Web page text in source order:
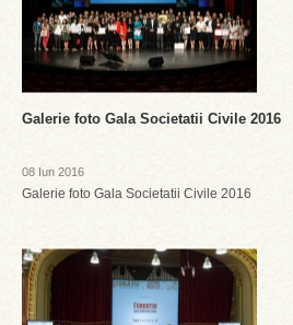
Galerie foto Gala Societatii Civile 2016
08 Iun 2016
Galerie foto Gala Societatii Civile 2016